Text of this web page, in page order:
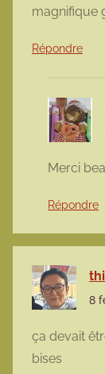
magnifique
Répondre
Merci
Répondre
8
ça devait
bises